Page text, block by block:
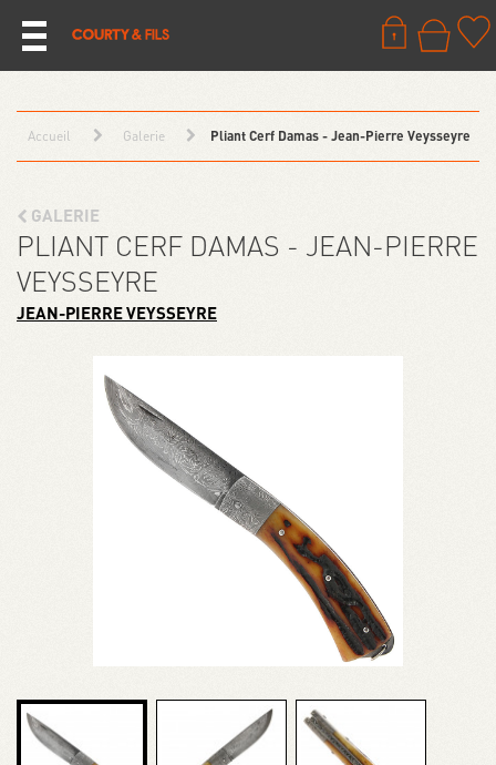
Accueil Galerie Pliant Cerf Damas - Jean-Pierre Veysseyre
GALERIE
PLIANT CERF DAMAS - JEAN-PIERRE
VEYSSEYRE
JEAN-PIERRE VEYSSEYRE